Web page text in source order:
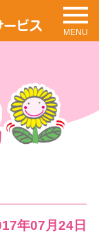
ービ
MENU
年07月24日